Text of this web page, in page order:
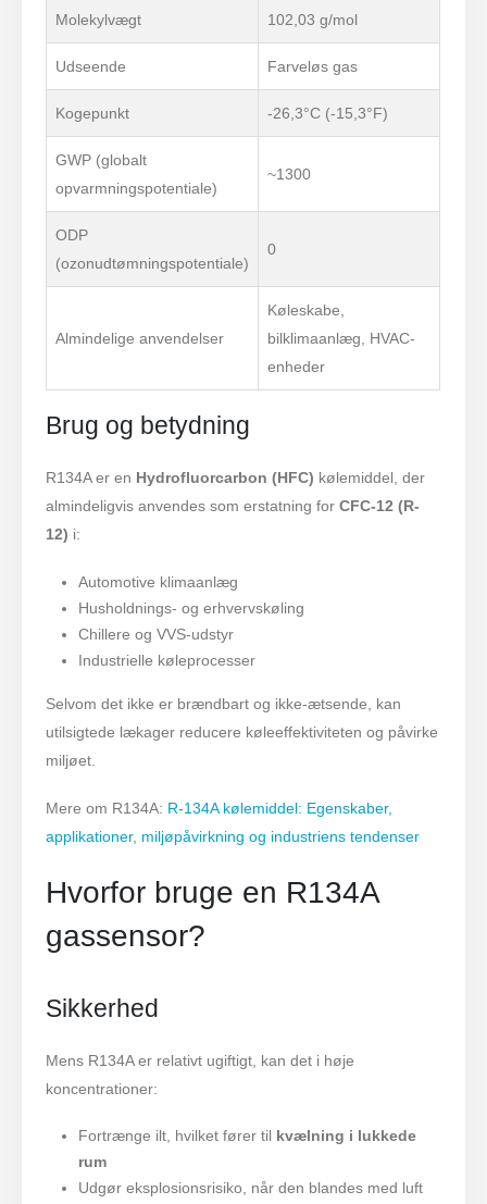
Molekylvægt 102,03 g/mol
Udseende Farveløs gas
Kogepunkt -26,3°C (-15,3°F)
GWP (globalt
opvarmningspotentiale)
~1300
ODP
(ozonudtømningspotentiale)
0
Almindelige anvendelser
Køleskabe,
bilklimaanlæg, HVAC-
enheder
Brug og betydning
R134A er en Hydrofluorcarbon (HFC) kølemiddel, der
almindeligvis anvendes som erstatning forCFC-12 (R-
12) i:
Automotive klimaanlæg
Husholdnings- og erhvervskøling
Chillere og VVS-udstyr
Industrielle køleprocesser
Selvom det ikke er brændbart og ikke-ætsende, kan
utilsigtede lækager reducere køleeffektiviteten og påvirke
miljøet.
Mere om R134A: R-134A kølemiddel: Egenskaber,
applikationer, miljøpåvirkning og industriens tendenser
Hvorfor bruge en R134A
gassensor?
Sikkerhed
Mens R134A er relativt ugiftigt, kan det i høje
koncentrationer:
Fortrænge ilt, hvilket fører til kvælning i lukkede
rum
Udgør eksplosionsrisiko, når den blandes med luft